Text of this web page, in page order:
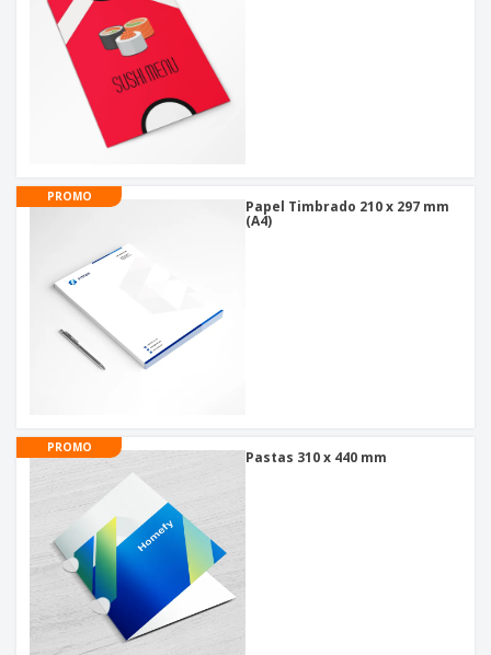
PROMO
Papel Timbrado 210 x 297 mm
(A4)
PROMO
Pastas 310 x 440 mm